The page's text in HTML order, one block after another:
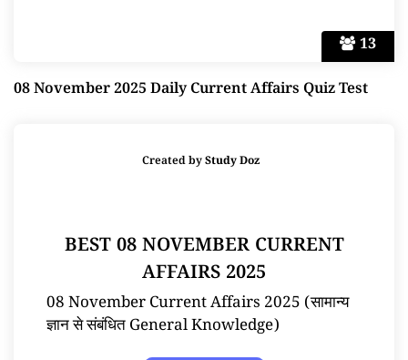
13
08 November 2025 Daily Current Affairs Quiz Test
Created byStudy Doz
BEST 08 NOVEMBER CURRENT
AFFAIRS 2025
08 November Current Affairs 2025 (सामान्य
ज्ञान से संबंधित General Knowledge)